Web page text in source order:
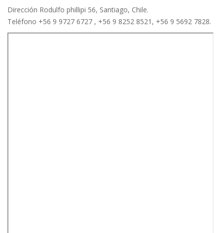
Dirección Rodulfo phillipi 56, Santiago, Chile.
Teléfono +56 9 9727 6727 , +56 9 8252 8521, +56 9 5692 7828.